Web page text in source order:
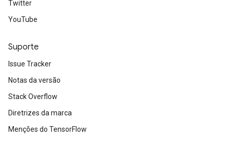
Twitter
YouTube
Suporte
Issue Tracker
Notas da versão
Stack Overflow
Diretrizes da marca
Menções do TensorFlow